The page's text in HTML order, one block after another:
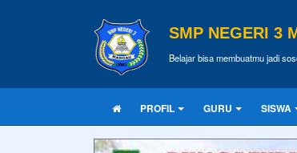
SMP NEGERI 3
Belajar bisa membuatmu jadi
PROFIL GURU SISWA